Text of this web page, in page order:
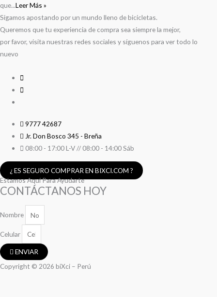
que...Leer Más »
Sigamos apostando por un mundo lleno de bicicletas.
Queremos que tu experiencia de compra sea siempre la mejor,
por favor, visita nuestras redes sociales y síguenos para ver todo lo
nuevo
9777 42687
Jr. Don Bosco 345 - Breña
08:00 - 17:00 L-V // 08:00 - 14:00 Sáb
¿ ES SEGURO COMPRAR EN BIXCI.COM ?
Estamos Aquí Para Ayudarte
CONTÁCTANOS HOY
Nombre
Celular
ENVIAR
Copyright © 2026 biXci – Perú